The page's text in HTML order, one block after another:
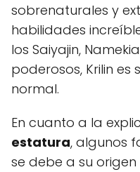
sobrenaturales y
habilidades
los Saiyajin,
poderosos, Krilin
normal.
En cuanto a la
estatura, algunos
se debe a su origen